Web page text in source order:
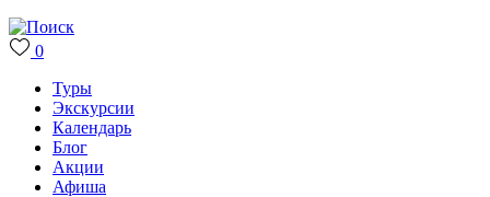
0
Туры
Экскурсии
Календарь
Блог
Акции
Афиша